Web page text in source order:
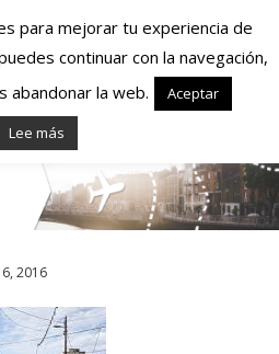
en
Vivir en
Trabajo
–
en
2016
para mejorar tu experiencia de
continuar con la navegación,
abandonar la web.
Aceptar
Lee más